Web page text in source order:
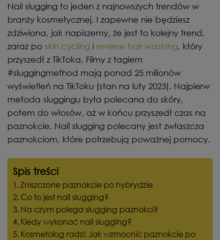
Nail slugging to jeden z najnowszych trendów w
branży kosmetycznej. I zapewne nie będziesz
zdziwiona, jak napiszemy, że jest to kolejny trend,
zaraz po skin cycling i reverse hair washing, który
przyszedł z TikToka. Filmy z tagiem
#sluggingmethod mają ponad 25 milionów
wyświetleń na TikToku (stan na luty 2023). Najpierw
metoda sluggingu była polecana do skóry,
potem do włosów, aż w końcu przyszedł czas na
paznokcie. Nail slugging polecany jest zwłaszcza
paznokciom, które potrzebują poważnej pomocy.
Spis treści
Zniszczone paznokcie po hybrydzie
Co to jest nail slugging?
Na czym polega slugging paznokci?
Kiedy wykonać nail slugging?
Kosmetolog radzi: Jak wzmocnić paznokcie po